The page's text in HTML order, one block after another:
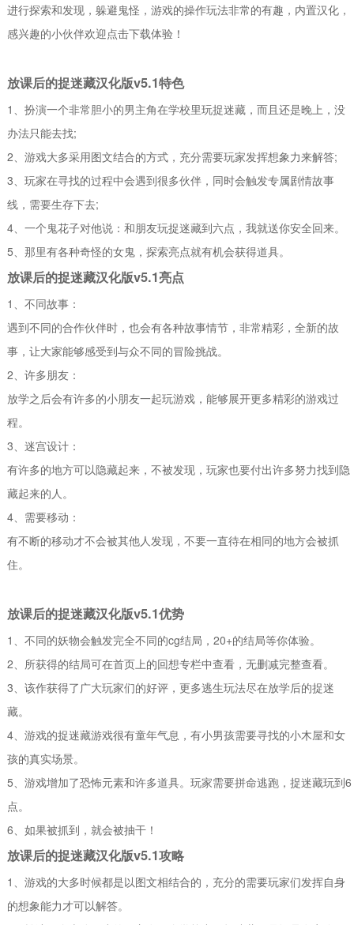
进行探索和发现，躲避鬼怪，游戏的操作玩法非常的有趣，内置汉化，
感兴趣的小伙伴欢迎点击下载体验！
放课后的捉迷藏汉化版v5.1特色
1、扮演一个非常胆小的男主角在学校里玩捉迷藏，而且还是晚上，没
办法只能去找;
2、游戏大多采用图文结合的方式，充分需要玩家发挥想象力来解答;
3、玩家在寻找的过程中会遇到很多伙伴，同时会触发专属剧情故事
线，需要生存下去;
4、一个鬼花子对他说：和朋友玩捉迷藏到六点，我就送你安全回来。
5、那里有各种奇怪的女鬼，探索亮点就有机会获得道具。
放课后的捉迷藏汉化版v5.1亮点
1、不同故事：
遇到不同的合作伙伴时，也会有各种故事情节，非常精彩，全新的故
事，让大家能够感受到与众不同的冒险挑战。
2、许多朋友：
放学之后会有许多的小朋友一起玩游戏，能够展开更多精彩的游戏过
程。
3、迷宫设计：
有许多的地方可以隐藏起来，不被发现，玩家也要付出许多努力找到隐
藏起来的人。
4、需要移动：
有不断的移动才不会被其他人发现，不要一直待在相同的地方会被抓
住。
放课后的捉迷藏汉化版v5.1优势
1、不同的妖物会触发完全不同的cg结局，20+的结局等你体验。
2、所获得的结局可在首页上的回想专栏中查看，无删减完整查看。
3、该作获得了广大玩家们的好评，更多逃生玩法尽在放学后的捉迷
藏。
4、游戏的捉迷藏游戏很有童年气息，有小男孩需要寻找的小木屋和女
孩的真实场景。
5、游戏增加了恐怖元素和许多道具。玩家需要拼命逃跑，捉迷藏玩到6
点。
6、如果被抓到，就会被抽干！
放课后的捉迷藏汉化版v5.1攻略
1、游戏的大多时候都是以图文相结合的，充分的需要玩家们发挥自身
的想象能力才可以解答。